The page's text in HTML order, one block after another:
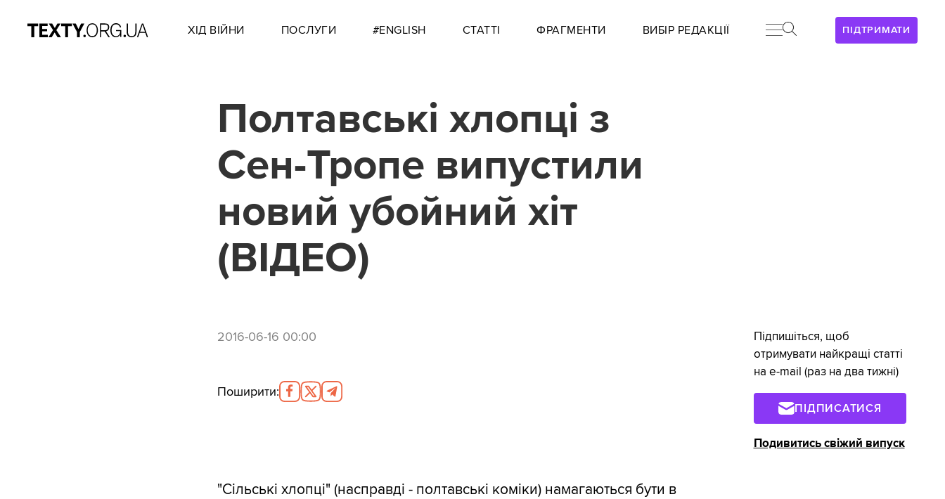
ПІДТРИМАТИ
ХІД ВІЙНИ ПОСЛУГИ #ENGLISH СТАТТІ ФРАГМЕНТИ ВИБІР РЕДАКЦІЇ
Полтавські хлопці з
Сен-Тропе випустили
новий убойний хіт
(ВІДЕО)
2016-06-16 00:00
Поширити:
"Сільські хлопці" (насправді - полтавські коміки) намагаються бути в
Підпишіться, щоб
отримувати найкращі статті
на e-mail (раз на два тижні)
ПІДПИСАТИСЯ
Подивитись свіжий випуск